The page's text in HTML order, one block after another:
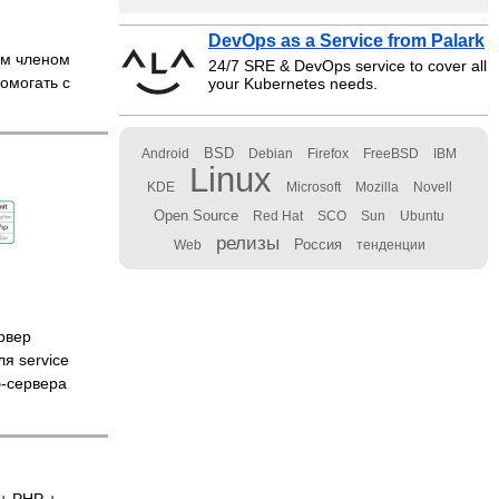
членом
с
service
сервера
DevOps as a Service from Palark
24/7 SRE & DevOps service to cover all
your Kubernetes needs.
Android BSD Debian Firefox FreeBSD IBM
KDE Linux Microsoft Mozilla Novell
Open Source Red Hat SCO Sun Ubuntu
Web релизы Россия тенденции